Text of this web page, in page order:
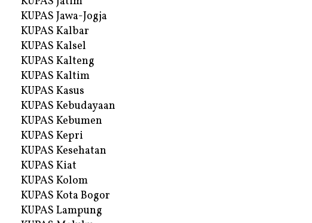
KUPAS Jawa-Jogja
KUPAS Kalbar
KUPAS Kalsel
KUPAS Kalteng
KUPAS Kaltim
KUPAS Kasus
KUPAS Kebudayaan
KUPAS Kebumen
KUPAS Kepri
KUPAS Kesehatan
KUPAS Kiat
KUPAS Kolom
KUPAS Kota Bogor
KUPAS Lampung